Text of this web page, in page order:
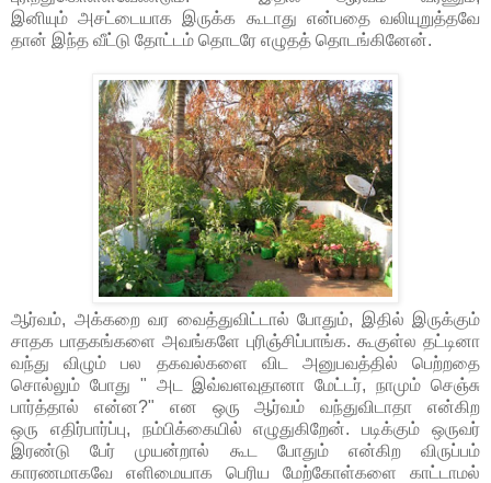
இனியும் அசட்டையாக இருக்க கூடாது என்பதை வலியுறுத்தவே
தான் இந்த வீட்டு தோட்டம் தொடரே எழுதத் தொடங்கினேன்.
ஆர்வம், அக்கறை வர வைத்துவிட்டால் போதும், இதில் இருக்கும்
சாதக பாதகங்களை அவங்களே புரிஞ்சிப்பாங்க. கூகுள்ல தட்டினா
வந்து விழும் பல தகவல்களை விட அனுபவத்தில் பெற்றதை
சொல்லும் போது " அட இவ்வளவுதானா மேட்டர், நாமும் செஞ்சு
பார்த்தால் என்ன?" என ஒரு ஆர்வம் வந்துவிடாதா என்கிற
ஒரு எதிர்பார்ப்பு, நம்பிக்கையில் எழுதுகிறேன். படிக்கும் ஒருவர்
இரண்டு பேர் முயன்றால் கூட போதும் என்கிற விருப்பம்
காரணமாகவே எளிமையாக பெரிய மேற்கோள்களை காட்டாமல்